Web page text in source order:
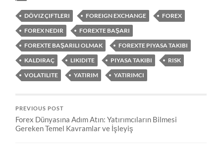
DÖVIZ ÇIFTLERI FOREIGN EXCHANGE
FOREX
FOREX NEDIR
FOREXTE BAŞARI
FOREXTE BAŞARILI OLMAK
FOREXTE PIYASA TAKIBI
KALDIRAÇ
LIKIDITE PIYASA TAKIBI
RISK
VOLATILITE
YATIRIM YATIRIMCI
PREVIOUS POST
Forex Dünyasına Adım Atın: Yatırımcıların Bilmesi
Gereken Temel Kavramlar ve İşleyiş